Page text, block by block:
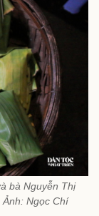
bà Nguyễn Thị
Ngọc Chí